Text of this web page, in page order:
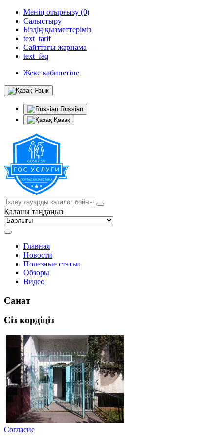
Менің отырғызу (0)
Салыстыру
Біздің қызметтеріміз
text_tarif
Сайттағы жарнама
text_faq
Жеке кабинетіне
Язык
Russian
Қазақ
Қаланы таңдаңыз
Главная
Новости
Полезные статьи
Обзоры
Видео
Санат
Сіз көрдіңіз
Согласие